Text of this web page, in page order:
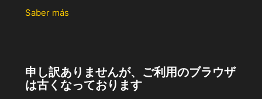
Saber más
申し訳ありませんが、ご利用のブラウザ
は古くなっております